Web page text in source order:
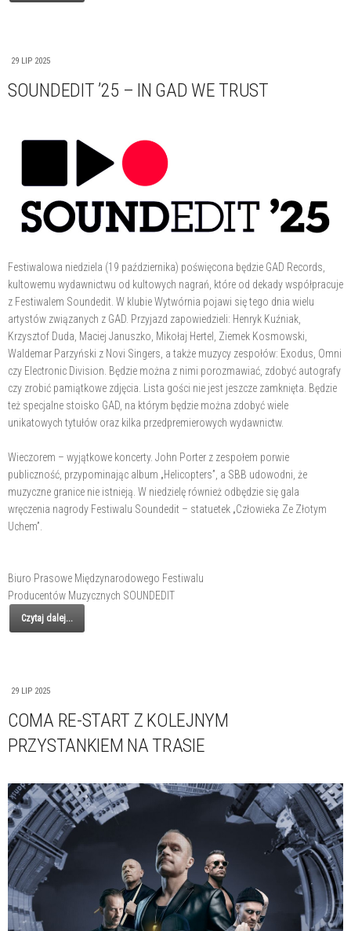
29 LIP 2025
SOUNDEDIT ’25 – IN GAD WE TRUST
Festiwalowa niedziela (19 października) poświęcona będzie GAD Records,
kultowemu wydawnictwu od kultowych nagrań, które od dekady współpracuje
z Festiwalem Soundedit. W klubie Wytwórnia pojawi się tego dnia wielu
artystów związanych z GAD. Przyjazd zapowiedzieli: Henryk Kuźniak,
Krzysztof Duda, Maciej Januszko, Mikołaj Hertel, Ziemek Kosmowski,
Waldemar Parzyński z Novi Singers, a także muzycy zespołów: Exodus, Omni
czy Electronic Division. Będzie można z nimi porozmawiać, zdobyć autografy
czy zrobić pamiątkowe zdjęcia. Lista gości nie jest jeszcze zamknięta. Będzie
też specjalne stoisko GAD, na którym będzie można zdobyć wiele
unikatowych tytułów oraz kilka przedpremierowych wydawnictw.
Wieczorem – wyjątkowe koncerty. John Porter z zespołem porwie
publiczność, przypominając album „Helicopters”, a SBB udowodni, że
muzyczne granice nie istnieją. W niedzielę również odbędzie się gala
wręczenia nagrody Festiwalu Soundedit – statuetek „Człowieka Ze Złotym
Uchem”.
Biuro Prasowe Międzynarodowego Festiwalu
Producentów Muzycznych SOUNDEDIT
Czytaj dalej...
29 LIP 2025
COMA RE-START Z KOLEJNYM
PRZYSTANKIEM NA TRASIE